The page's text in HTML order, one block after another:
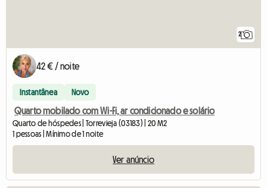
2
42 € / noite
Instantânea Novo
Quarto mobilado com Wi-Fi, ar condicionado e solário
Quarto de hóspedes | Torrevieja (03183) | 20 M2
1 pessoas | Mínimo de 1 noite
Ver anúncio